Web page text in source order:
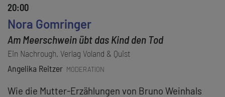
20:00
Nora Gomringer
Am Meerschwein übt das Kind den Tod
Ein Nachrough. Verlag Voland & Quist
Angelika Reitzer MODERATION
Wie die Mutter-Erzählungen von Bruno Weinhals